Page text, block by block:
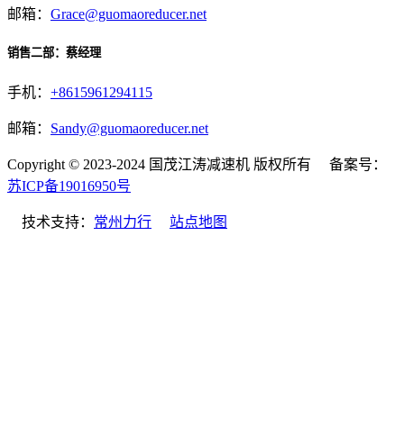
邮箱： Grace@guomaoreducer.net
销售二部：蔡经理
手机： +8615961294115
邮箱： Sandy@guomaoreducer.net
Copyright © 2023-2024 国茂江涛减速机 版权所有 备案号：
苏ICP备19016950号
技术支持： 常州力行 站点地图